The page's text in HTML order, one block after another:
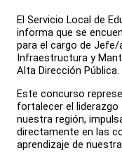
El Servicio Local de
informa que se
para el cargo de
Infraestructura y
Alta Dirección Pública.
Este concurso
fortalecer el
nuestra región,
directamente en las
aprendizaje de